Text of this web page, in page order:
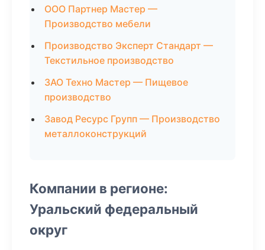
ООО Партнер Мастер —
Производство мебели
Производство Эксперт Стандарт —
Текстильное производство
ЗАО Техно Мастер — Пищевое
производство
Завод Ресурс Групп — Производство
металлоконструкций
Компании в регионе:
Уральский федеральный
округ